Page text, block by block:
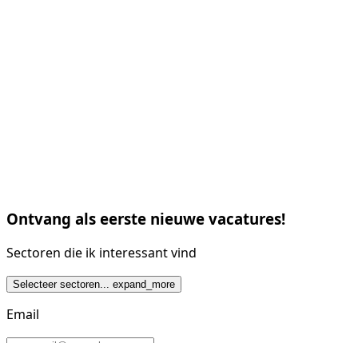
Ontvang als eerste nieuwe vacatures!
Sectoren die ik interessant vind
Selecteer sectoren... expand_more
Email